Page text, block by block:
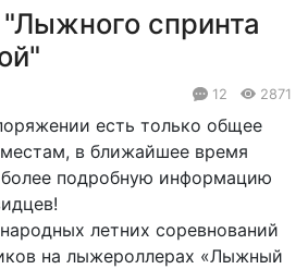
"Лыжного спринта
12 2871
есть только общее
в ближайшее время
подробную информацию
летних соревнований
на лыжероллерах «Лыжный